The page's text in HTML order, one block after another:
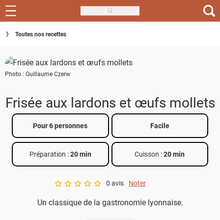
Skip
to
main
Recettes
Inspirations
Conseils
Menu de la semaine
Actus
Téléchargez l'app Saveurs Recettes
Index des recettes
Toutes nos recettes
Photo : Guillaume Czerw
Frisée aux lardons et œufs mollets
Pour 6 personnes Facile
Préparation :20 min Cuisson :20 min
A star rating of 0 out of 5.
0 avis Noter
Un classique de la gastronomie lyonnaise.